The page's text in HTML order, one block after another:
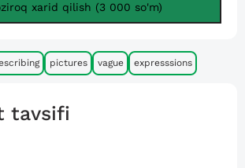
xarid qilish (3 000 so'm)
pictures vague expresssions
tavsifi